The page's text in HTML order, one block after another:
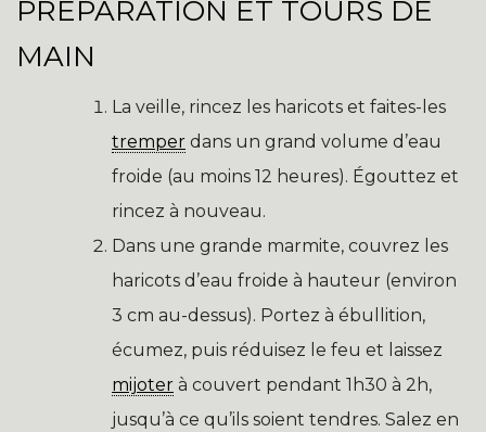
PRÉPARATION ET TOURS DE
MAIN
La veille, rincez les haricots et faites-les
tremper dans un grand volume d’eau
froide (au moins 12 heures). Égouttez et
rincez à nouveau.
Dans une grande marmite, couvrez les
haricots d’eau froide à hauteur (environ
3 cm au-dessus). Portez à ébullition,
écumez, puis réduisez le feu et laissez
mijoter à couvert pendant 1h30 à 2h,
jusqu’à ce qu’ils soient tendres. Salez en